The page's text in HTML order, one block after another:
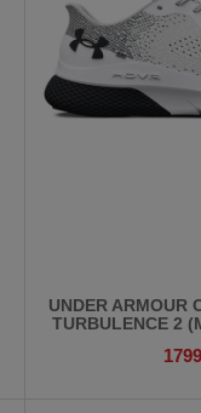
UNDER ARMOUR
TURBULENCE 2